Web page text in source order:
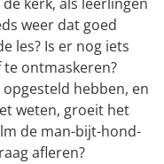
weer dat goed
les? Is er nog iets
ontmaskeren?
hebben, en
weten, groeit het
de man-bijt-hond-
afleren?